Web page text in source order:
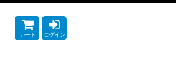
カート ログイン